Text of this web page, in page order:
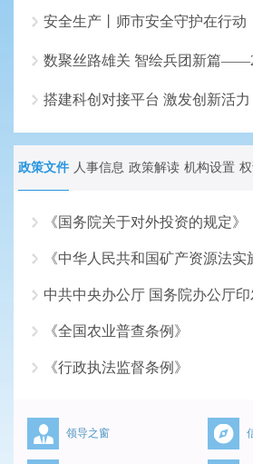
安全生产丨师市安全守护在行动
搭建科创对接平台 激发创新活力
政策文件 人事信息 政策解读 机构设置
《国务院关于对外投资的规定》
《中华人民共和国矿产资源法实
中共中央办公厅 国务院办公厅
《全国农业普查条例》
《行政执法监督条例》
领导之窗